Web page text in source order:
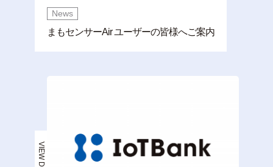
News
まもセンサーAir ユーザーの皆様へご案内